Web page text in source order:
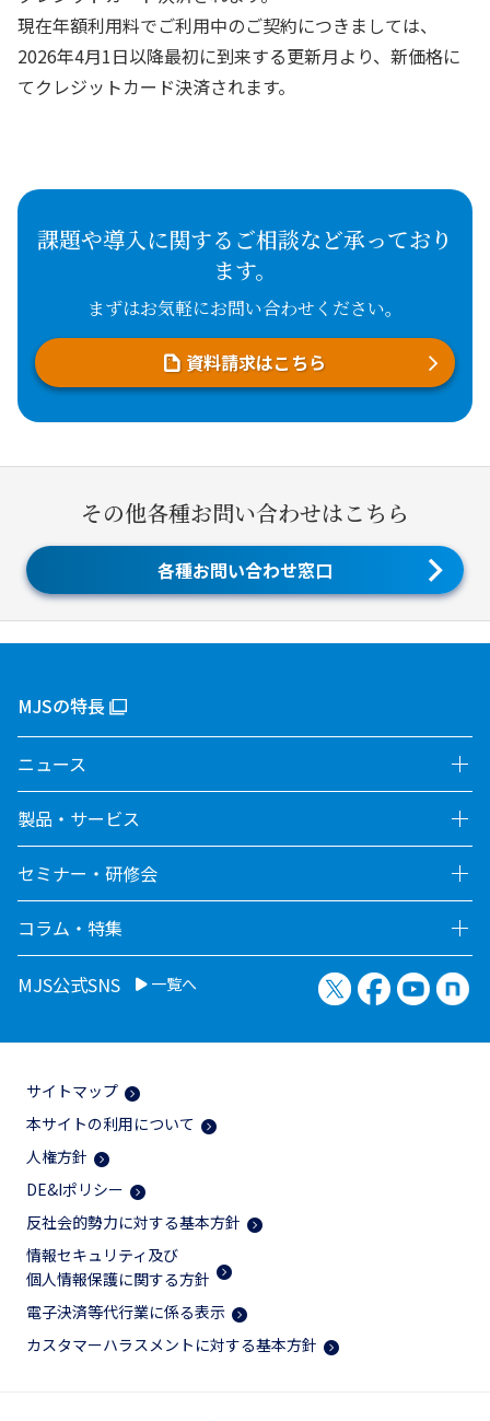
現在年額利用料でご利用中のご契約につきましては、
2026年4月1日以降最初に到来する更新月より、新価格に
てクレジットカード決済されます。
課題や導入に関するご相談など承っており
ます。
まずはお気軽にお問い合わせください。
資料請求はこちら
その他各種お問い合わせはこちら
各種お問い合わせ窓口
MJSの特長
ニュース
製品・サービス
セミナー・研修会
コラム・特集
MJS公式SNS 一覧へ X（旧Twitter）
Facebook
サイトマップ
本サイトの利用について
人権方針
DE&Iポリシー
反社会的勢力に対する基本方針
情報セキュリティ及び
個人情報保護に関する方針
電子決済等代行業に係る表示
カスタマーハラスメントに対する基本方針